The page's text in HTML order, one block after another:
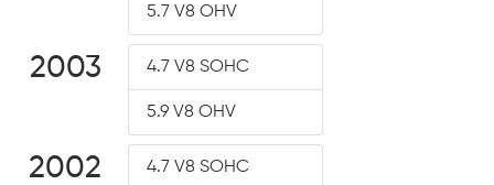
5.7 V8 OHV
2003 4.7 V8 SOHC
5.9 V8 OHV
2002 4.7 V8 SOHC